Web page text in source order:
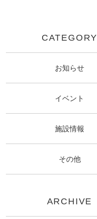
CATEGORY
お知らせ
イベント
施設情報
その他
ARCHIVE